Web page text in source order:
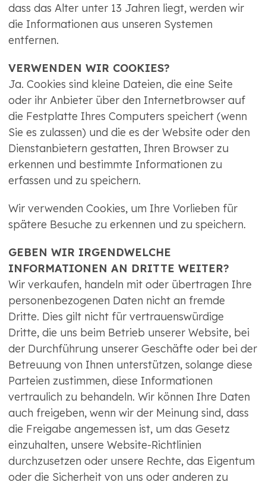
dass das Alter unter 13 Jahren liegt, werden wir
die Informationen aus unseren Systemen
entfernen.
VERWENDEN WIR COOKIES?
Ja. Cookies sind kleine Dateien, die eine Seite
oder ihr Anbieter über den Internetbrowser auf
die Festplatte Ihres Computers speichert (wenn
Sie es zulassen) und die es der Website oder den
Dienstanbietern gestatten, Ihren Browser zu
erkennen und bestimmte Informationen zu
erfassen und zu speichern.
Wir verwenden Cookies, um Ihre Vorlieben für
spätere Besuche zu erkennen und zu speichern.
GEBEN WIR IRGENDWELCHE
INFORMATIONEN AN DRITTE WEITER?
Wir verkaufen, handeln mit oder übertragen Ihre
personenbezogenen Daten nicht an fremde
Dritte. Dies gilt nicht für vertrauenswürdige
Dritte, die uns beim Betrieb unserer Website, bei
der Durchführung unserer Geschäfte oder bei der
Betreuung von Ihnen unterstützen, solange diese
Parteien zustimmen, diese Informationen
vertraulich zu behandeln. Wir können Ihre Daten
auch freigeben, wenn wir der Meinung sind, dass
die Freigabe angemessen ist, um das Gesetz
einzuhalten, unsere Website-Richtlinien
durchzusetzen oder unsere Rechte, das Eigentum
oder die Sicherheit von uns oder anderen zu